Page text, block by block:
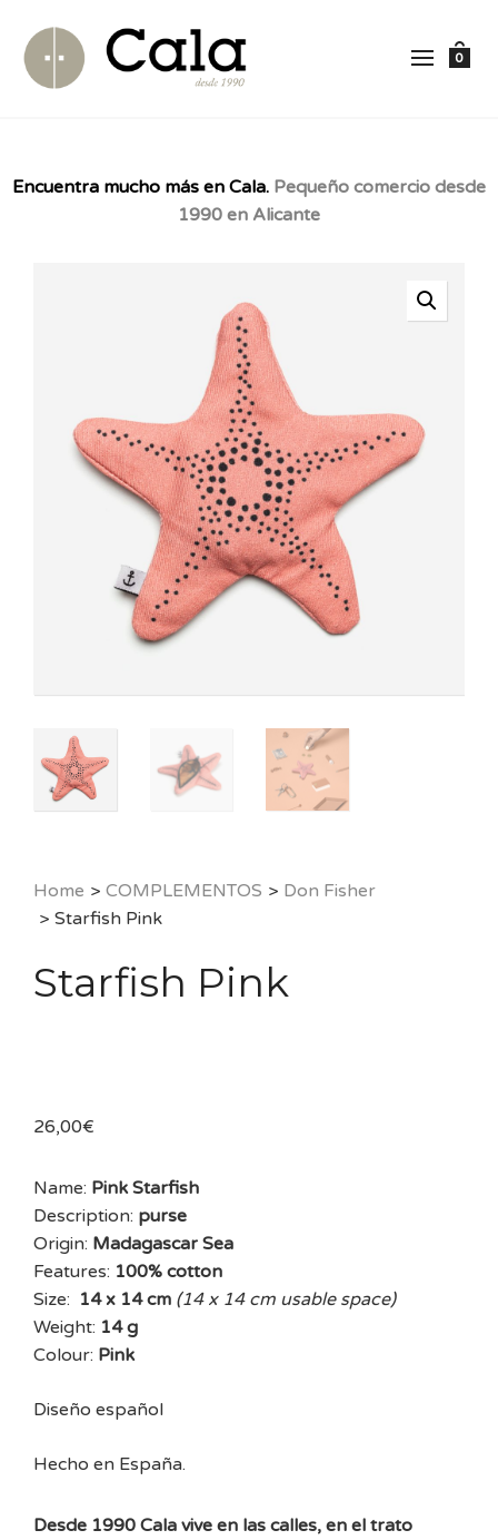
0
Encuentra mucho más en Cala. Pequeño comercio desde
1990 en Alicante
Home > COMPLEMENTOS > Don Fisher
> Starfish Pink
Starfish Pink
26,00€
Name: Pink Starfish
Description: purse
Origin: Madagascar Sea
Features: 100% cotton
Size: 14 x 14 cm (14 x 14 cm usable space)
Weight: 14 g
Colour: Pink
Diseño español
Hecho en España.
Desde 1990 Cala vive en las calles, en el trato